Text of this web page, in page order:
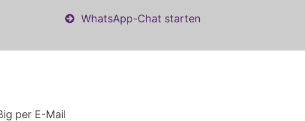
WhatsApp-Chat starten
per E-Mail